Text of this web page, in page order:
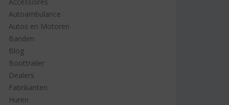
Autoambulance
Autos en Motoren
Banden
Blog
Boottrailer
Dealers
Fabrikanten
Huren